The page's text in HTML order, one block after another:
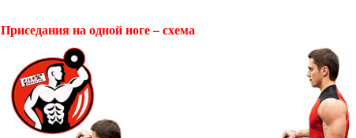
Приседания на одной ноге – схема